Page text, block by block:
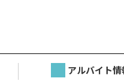
アルバイト情